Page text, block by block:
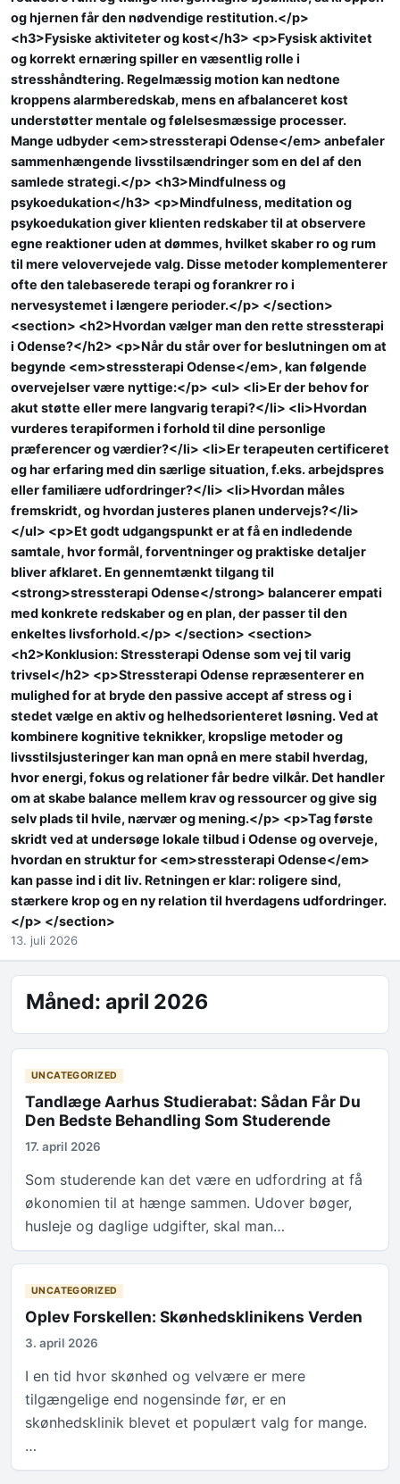
og hjernen får den nødvendige restitution.</p>
<h3>Fysiske aktiviteter og kost</h3> <p>Fysisk aktivitet
og korrekt ernæring spiller en væsentlig rolle i
stresshåndtering. Regelmæssig motion kan nedtone
kroppens alarmberedskab, mens en afbalanceret kost
understøtter mentale og følelsesmæssige processer.
Mange udbyder <em>stressterapi Odense</em> anbefaler
sammenhængende livsstilsændringer som en del af den
samlede strategi.</p> <h3>Mindfulness og
psykoedukation</h3> <p>Mindfulness, meditation og
psykoedukation giver klienten redskaber til at observere
egne reaktioner uden at dømmes, hvilket skaber ro og rum
til mere velovervejede valg. Disse metoder komplementerer
ofte den talebaserede terapi og forankrer ro i
nervesystemet i længere perioder.</p> </section>
<section> <h2>Hvordan vælger man den rette stressterapi
i Odense?</h2> <p>Når du står over for beslutningen om at
begynde <em>stressterapi Odense</em>, kan følgende
overvejelser være nyttige:</p> <ul> <li>Er der behov for
akut støtte eller mere langvarig terapi?</li> <li>Hvordan
vurderes terapiformen i forhold til dine personlige
præferencer og værdier?</li> <li>Er terapeuten certificeret
og har erfaring med din særlige situation, f.eks. arbejdspres
eller familiære udfordringer?</li> <li>Hvordan måles
fremskridt, og hvordan justeres planen undervejs?</li>
</ul> <p>Et godt udgangspunkt er at få en indledende
samtale, hvor formål, forventninger og praktiske detaljer
bliver afklaret. En gennemtænkt tilgang til
<strong>stressterapi Odense</strong> balancerer empati
med konkrete redskaber og en plan, der passer til den
enkeltes livsforhold.</p> </section> <section>
<h2>Konklusion: Stressterapi Odense som vej til varig
trivsel</h2> <p>Stressterapi Odense repræsenterer en
mulighed for at bryde den passive accept af stress og i
stedet vælge en aktiv og helhedsorienteret løsning. Ved at
kombinere kognitive teknikker, kropslige metoder og
livsstilsjusteringer kan man opnå en mere stabil hverdag,
hvor energi, fokus og relationer får bedre vilkår. Det handler
om at skabe balance mellem krav og ressourcer og give sig
selv plads til hvile, nærvær og mening.</p> <p>Tag første
skridt ved at undersøge lokale tilbud i Odense og overveje,
hvordan en struktur for <em>stressterapi Odense</em>
kan passe ind i dit liv. Retningen er klar: roligere sind,
stærkere krop og en ny relation til hverdagens udfordringer.
</p> </section>
13. juli 2026
Måned: april 2026
UNCATEGORIZED
Tandlæge Aarhus Studierabat: Sådan Får Du
Den Bedste Behandling Som Studerende
17. april 2026
Som studerende kan det være en udfordring at få
økonomien til at hænge sammen. Udover bøger,
husleje og daglige udgifter, skal man…
UNCATEGORIZED
Oplev Forskellen: Skønhedsklinikens Verden
3. april 2026
I en tid hvor skønhed og velvære er mere
tilgængelige end nogensinde før, er en
skønhedsklinik blevet et populært valg for mange.
…